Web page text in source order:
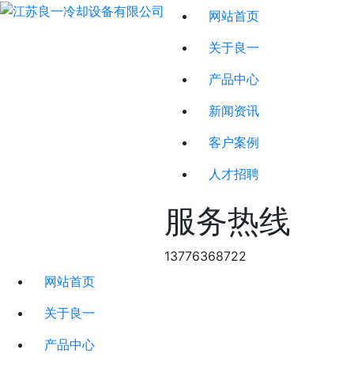
网站首页
关于良一
产品中心
新闻资讯
客户案例
人才招聘
服务热线
13776368722
网站首页
关于良一
产品中心